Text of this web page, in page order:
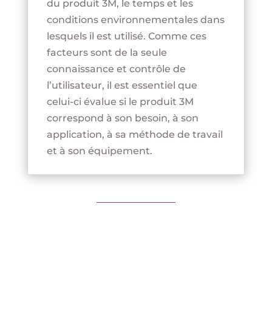
du produit 3M, le temps et les
conditions environnementales dans
lesquels il est utilisé. Comme ces
facteurs sont de la seule
connaissance et contrôle de
l’utilisateur, il est essentiel que
celui-ci évalue si le produit 3M
correspond à son besoin, à son
application, à sa méthode de travail
et à son équipement.